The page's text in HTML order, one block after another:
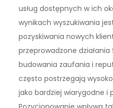
usług dostępnych w ich
wynikach wyszukiwania
pozyskiwania nowych
przeprowadzone
budowania zaufania i
często postrzegają
jako bardziej wiarygodne i